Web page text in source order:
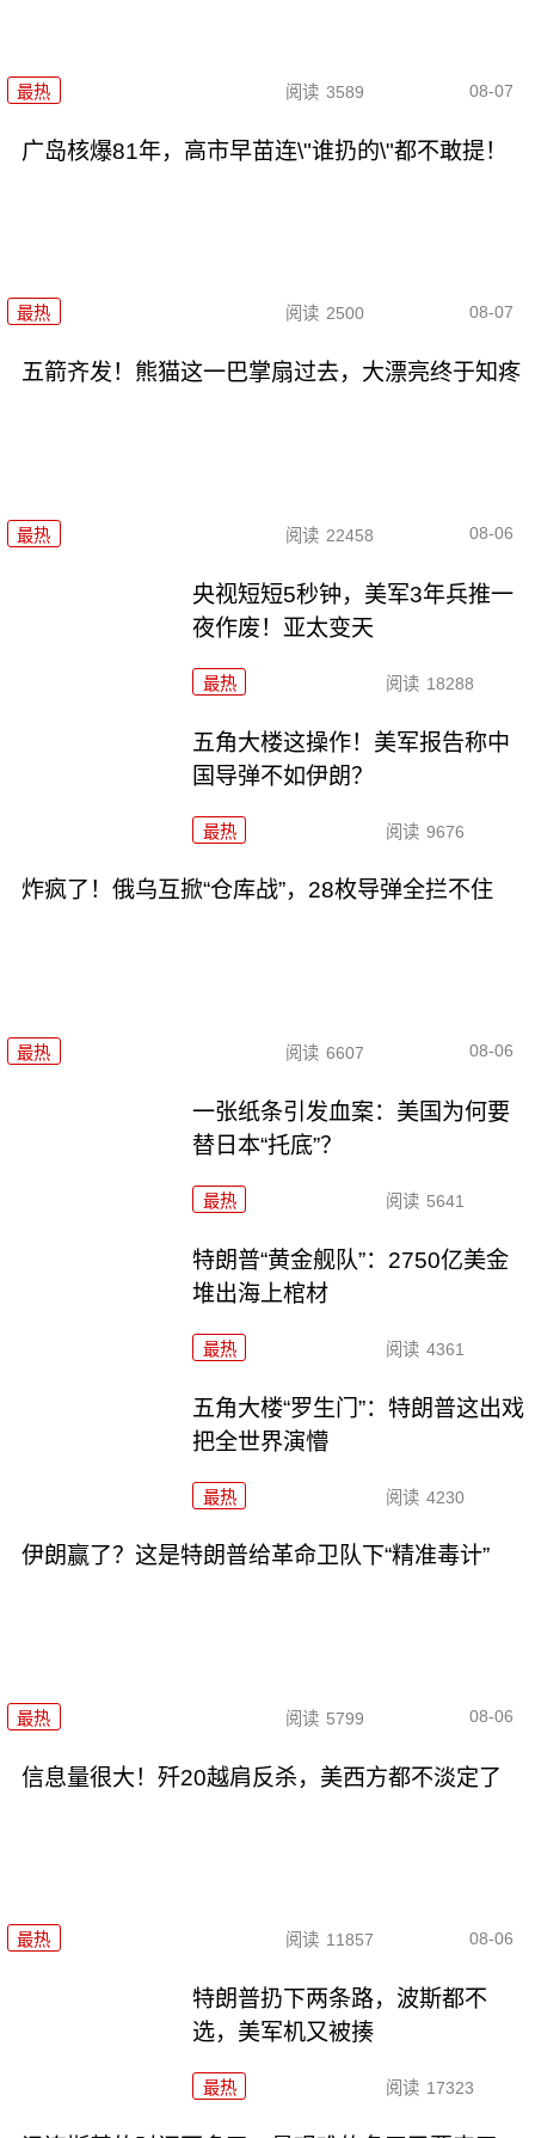
最热 阅读 3589 08-07
广岛核爆81年，高市早苗连\"谁扔的\"都不敢提！
最热 阅读 2500 08-07
五箭齐发！熊猫这一巴掌扇过去，大漂亮终于知疼
最热 阅读 22458 08-06
央视短短5秒钟，美军3年兵推一
夜作废！亚太变天
最热 阅读 18288
五角大楼这操作！美军报告称中
国导弹不如伊朗？
最热 阅读 9676
炸疯了！俄乌互掀“仓库战”，28枚导弹全拦不住
最热 阅读 6607 08-06
一张纸条引发血案：美国为何要
替日本“托底”？
最热 阅读 5641
特朗普“黄金舰队”：2750亿美金
堆出海上棺材
最热 阅读 4361
五角大楼“罗生门”：特朗普这出戏
把全世界演懵
最热 阅读 4230
伊朗赢了？这是特朗普给革命卫队下“精准毒计”
最热 阅读 5799 08-06
信息量很大！歼20越肩反杀，美西方都不淡定了
最热 阅读 11857 08-06
特朗普扔下两条路，波斯都不
选，美军机又被揍
最热 阅读 17323